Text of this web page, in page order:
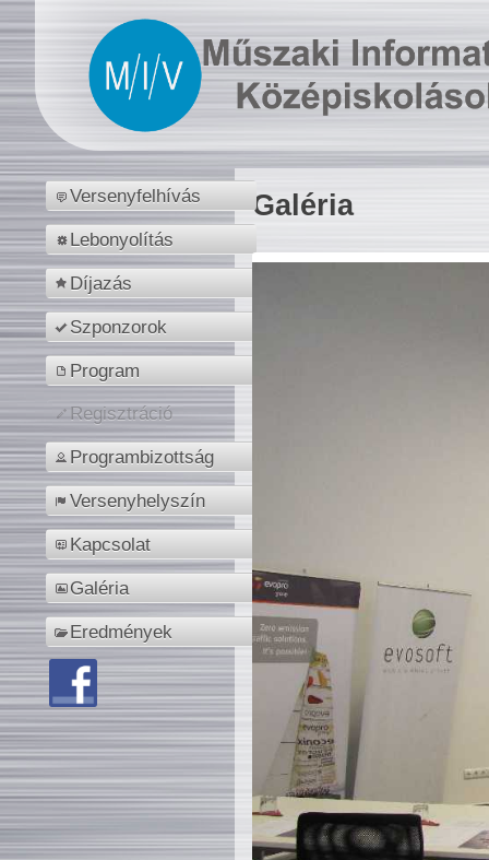
Versenyfelhívás
Lebonyolítás
Díjazás
Szponzorok
Program
Regisztráció
Programbizottság
Versenyhelyszín
Kapcsolat
Galéria
Eredmények
Galéria